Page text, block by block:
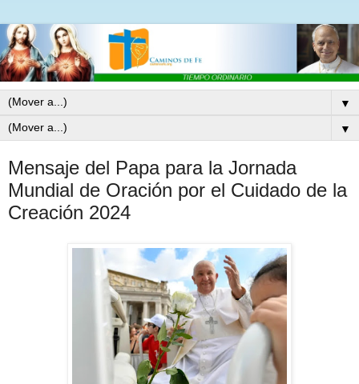
▼
▼
Mensaje del Papa para la Jornada
Mundial de Oración por el Cuidado de la
Creación 2024